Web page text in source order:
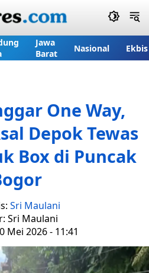
Jawa
Barat
Nasional Ekbis
One Way,
Depok Tewas
Box di Puncak
Sri Maulani
Sri Maulani
Mei 2026 - 11:41